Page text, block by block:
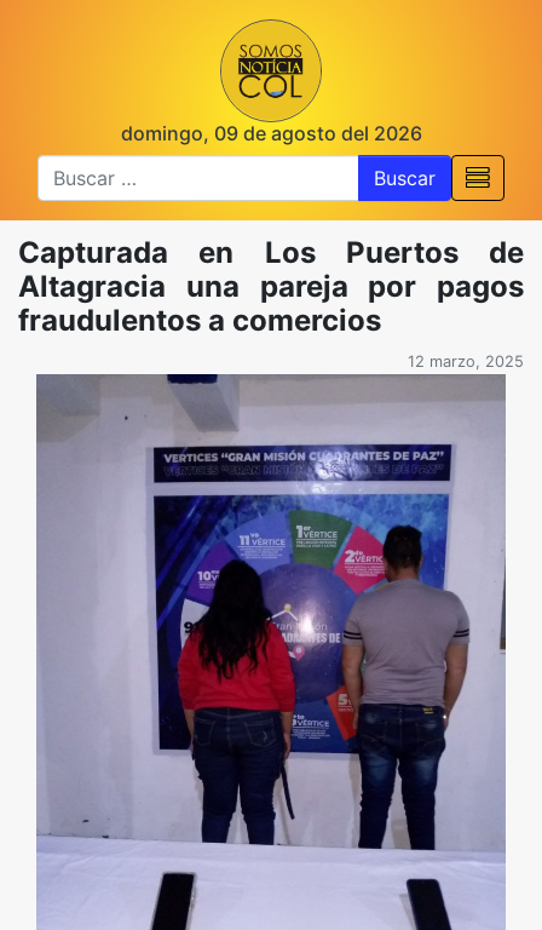
domingo, 09 de agosto del 2026
Buscar
Capturada en Los Puertos de
Altagracia una pareja por pagos
fraudulentos a comercios
12 marzo, 2025